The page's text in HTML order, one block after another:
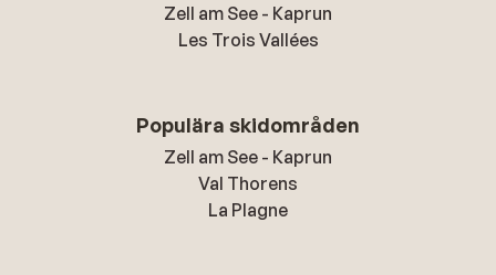
Zell am See - Kaprun
Les Trois Vallées
Populära skidområden
Zell am See - Kaprun
Val Thorens
La Plagne